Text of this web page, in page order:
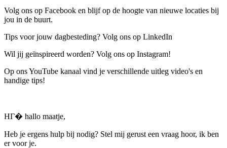
Volg ons op Facebook en blijf op de hoogte van nieuwe locaties bij
jou in de buurt.
Tips voor jouw dagbesteding? Volg ons op LinkedIn
Wil jij geïnspireerd worden? Volg ons op Instagram!
Op ons YouTube kanaal vind je verschillende uitleg video's en
handige tips!
HГ� hallo maatje,
Heb je ergens hulp bij nodig? Stel mij gerust een vraag hoor, ik ben
er voor je.